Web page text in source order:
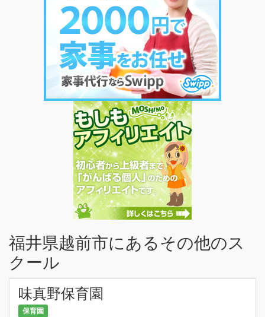
福井県越前市にあるその他のス
クール
味真野保育園
保育園